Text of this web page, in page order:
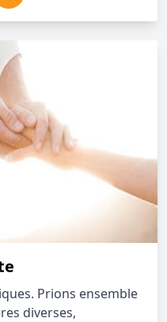
Prions ensemble
diverses,